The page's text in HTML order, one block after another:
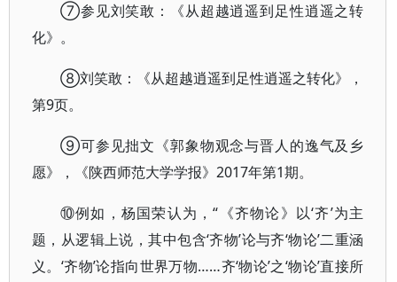
⑦参见刘笑敢：《从超越逍遥到足性逍遥之转
化》。
⑧刘笑敢：《从超越逍遥到足性逍遥之转化》，
第9页。
⑨可参见拙文《郭象物观念与晋人的逸气及乡
愿》，《陕西师范大学学报》2017年第1期。
⑩例如，杨国荣认为，“《齐物论》以‘齐’为主
题，从逻辑上说，其中包含‘齐物’论与齐‘物论’二重涵
义。‘齐物’论指向世界万物……齐‘物论’之‘物论’直接所